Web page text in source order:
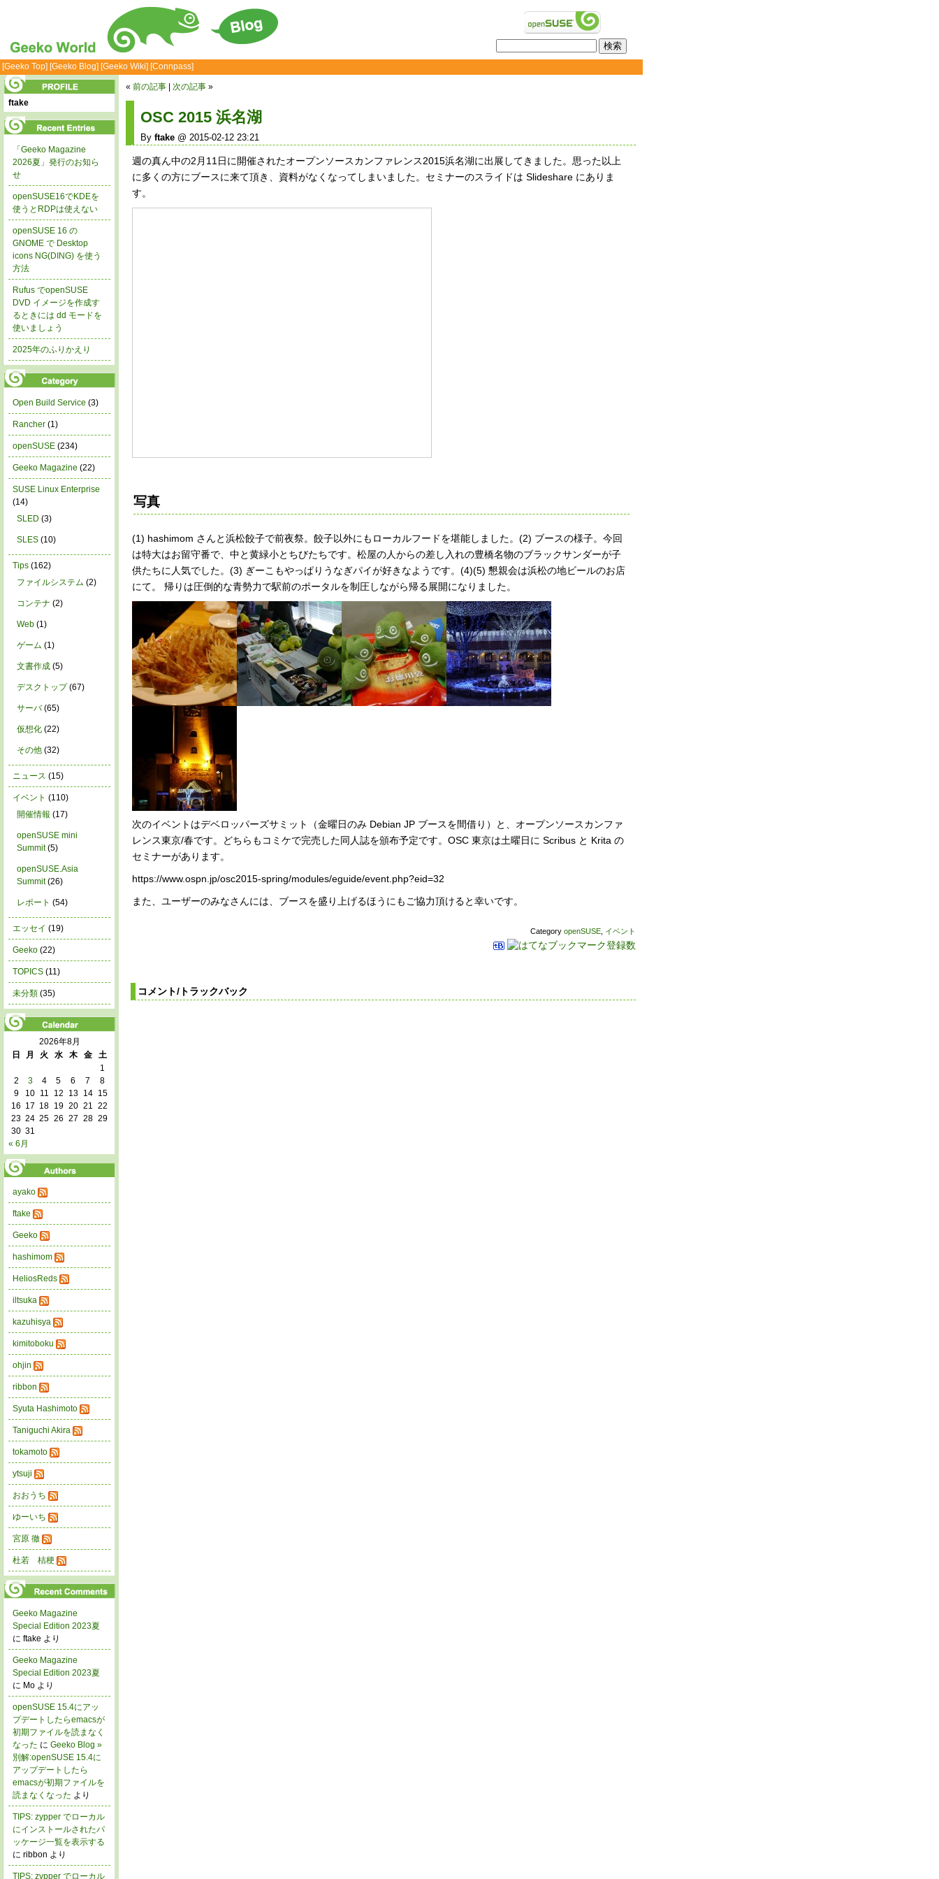
[Geeko Top] [Geeko Blog] [Geeko Wiki] [Connpass]
« 前の記事 次の記事 »
OSC 2015 浜名湖
By ftake@ 2015-02-12 23:21
週の真ん中の2月11日に開催されたオープンソースカンファレンス2015浜名湖に出展してきました。思った以上
に多くの方にブースに来て頂き、資料がなくなってしまいました。セミナーのスライドは Slideshare にありま
す。
写真
(1) hashimom さんと浜松餃子で前夜祭。餃子以外にもローカルフードを堪能しました。(2) ブースの様子。今回
は特大はお留守番で、中と黄緑小とちびたちです。松屋の人からの差し入れの豊橋名物のブラックサンダーが子
供たちに人気でした。(3) ぎーこもやっぱりうなぎパイが好きなようです。(4)(5) 懇親会は浜松の地ビールのお店
にて。 帰りは圧倒的な青勢力で駅前のポータルを制圧しながら帰る展開になりました。
次のイベントはデベロッパーズサミット（金曜日のみ Debian JP ブースを間借り）と、オープンソースカンファ
レンス東京/春です。どちらもコミケで完売した同人誌を頒布予定です。OSC 東京は土曜日に Scribus と Krita の
セミナーがあります。
https://www.ospn.jp/osc2015-spring/modules/eguide/event.php?eid=32
また、ユーザーのみなさんには、ブースを盛り上げるほうにもご協力頂けると幸いです。
Category openSUSE, イベント
コメント/トラックバック
ftake
「Geeko Magazine
2026夏」発行のお知ら
せ
openSUSE16でKDEを
使うとRDPは使えない
openSUSE 16 の
GNOME で Desktop
icons NG(DING) を使う
方法
Rufus でopenSUSE
DVD イメージを作成す
るときには dd モードを
使いましょう
2025年のふりかえり
Open Build Service (3)
Rancher (1)
openSUSE (234)
Geeko Magazine (22)
SUSE Linux Enterprise
(14)
SLED (3)
SLES (10)
Tips (162)
ファイルシステム (2)
コンテナ (2)
Web (1)
ゲーム (1)
文書作成 (5)
デスクトップ(67)
サーバ(65)
仮想化 (22)
その他 (32)
ニュース (15)
イベント (110)
開催情報 (17)
openSUSE mini
Summit(5)
openSUSE.Asia
Summit(26)
レポート (54)
エッセイ (19)
Geeko (22)
TOPICS (11)
未分類 (35)
2026年8月
日
月 火 水 木 金
土
1
2
3 4 5 6 7
8
9
10 11 12 13 14
15
16 17 18 19 20 21 22
23 24 25 26 27 28 29
30 31
« 6月
ayako
ftake
Geeko
hashimom
HeliosReds
iltsuka
kazuhisya
kimitoboku
ohjin
ribbon
Syuta Hashimoto
Taniguchi Akira
tokamoto
ytsuji
おおうち
ゆーいち
宮原 徹
杜若 桔梗
Geeko Magazine
Special Edition 2023夏
に ftake より
Geeko Magazine
Special Edition 2023夏
に Mo より
openSUSE 15.4にアッ
プデートしたらemacsが
初期ファイルを読まなく
なった に Geeko Blog »
別解:openSUSE 15.4に
アップデートしたら
emacsが初期ファイルを
読まなくなった より
TIPS: zypper でローカル
にインストールされたパ
ッケージ一覧を表示する
に ribbon より
TIPS: zypper でローカル